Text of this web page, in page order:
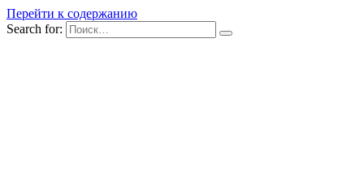
Перейти к содержанию
Search for: